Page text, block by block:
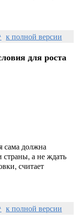
к полной версии
для роста
сама должна
страны, а не ждать
считает
к полной версии